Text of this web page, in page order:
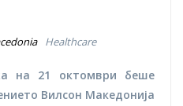
Healthcare
на 21 октомври беше
Вилсон Македонија